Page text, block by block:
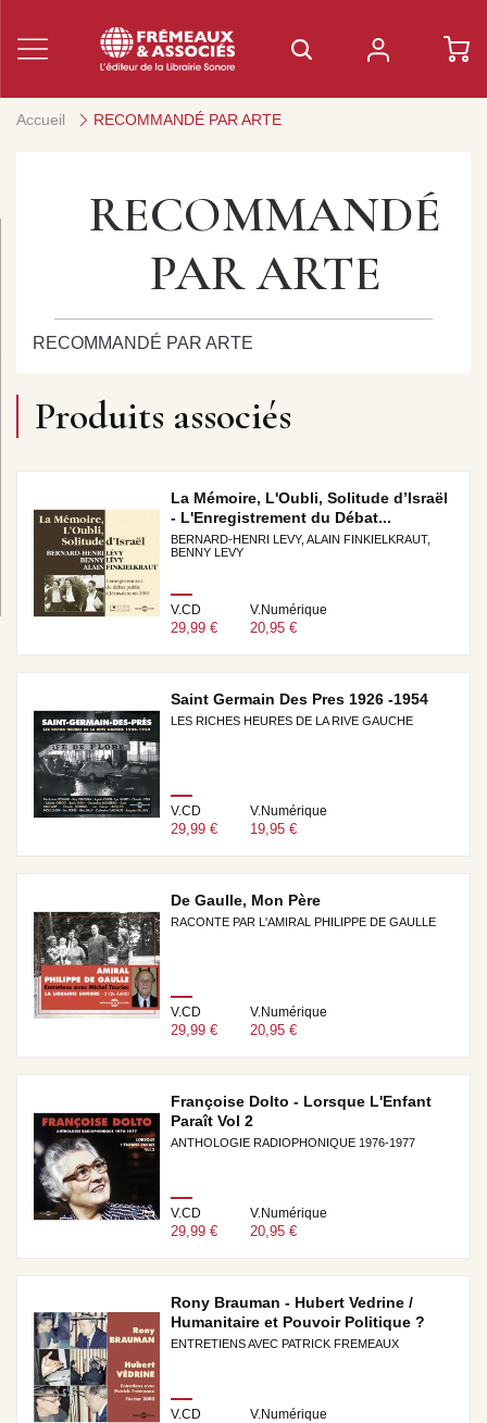
Accueil RECOMMANDÉ PAR ARTE
RECOMMANDÉ
PAR ARTE
RECOMMANDÉ PAR ARTE
Produits associés
La Mémoire, L'Oubli, Solitude d’Israël
- L'Enregistrement du Débat...
BERNARD-HENRI LEVY, ALAIN FINKIELKRAUT,
BENNY LEVY
V.CD
29,99 €
V.Numérique
20,95 €
Saint Germain Des Pres 1926 -1954
LES RICHES HEURES DE LA RIVE GAUCHE
V.CD
29,99 €
V.Numérique
19,95 €
De Gaulle, Mon Père
RACONTE PAR L'AMIRAL PHILIPPE DE GAULLE
V.CD
29,99 €
V.Numérique
20,95 €
Françoise Dolto - Lorsque L'Enfant
Paraît Vol 2
ANTHOLOGIE RADIOPHONIQUE 1976-1977
V.CD
29,99 €
V.Numérique
20,95 €
Rony Brauman - Hubert Vedrine /
Humanitaire et Pouvoir Politique ?
ENTRETIENS AVEC PATRICK FREMEAUX
V.CD V.Numérique